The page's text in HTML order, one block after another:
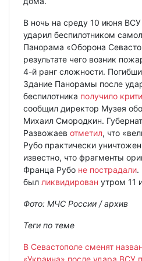
В ночь на среду 10 июня
ударил беспилотником
Панорама «Оборона
результате чего возник
4-й ранг сложности.
Здание Панорамы после
беспилотника получило
сообщил директор Музея
Михаил Смородкин.
Развожаев отметил, что
Рубо практически
известно, что фрагменты
Франца Рубо не пострадали.
был ликвидирован утром 11
Фото: МЧС России / архив
Теги по теме
В Севастополе сменят